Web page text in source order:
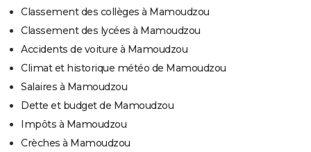
Classement des collèges à Mamoudzou
Classement des lycées à Mamoudzou
Accidents de voiture à Mamoudzou
Climat et historique météo de Mamoudzou
Salaires à Mamoudzou
Dette et budget de Mamoudzou
Impôts à Mamoudzou
Crèches à Mamoudzou